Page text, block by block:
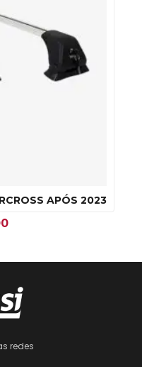
APÓS 2023
redes